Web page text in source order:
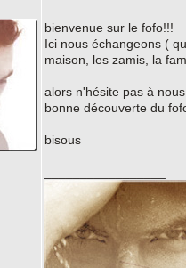
bienvenue sur le fofo!!!
Ici nous échangeons (
maison, les zamis, la
alors n'hésite pas à
bonne découverte du
bisous